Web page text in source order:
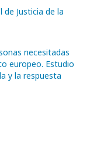
de Justicia de la
necesitadas
europeo. Estudio
y la respuesta